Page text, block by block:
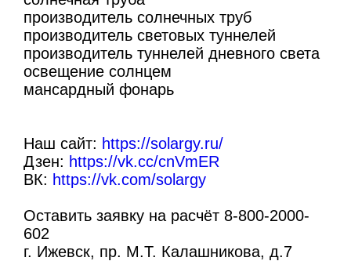
производитель солнечных труб
производитель световых туннелей
производитель туннелей дневного света
освещение солнцем
мансардный фонарь
Наш сайт: https://solargy.ru/
Дзен: https://vk.cc/cnVmER
ВК: https://vk.com/solargy
Оставить заявку на расчёт 8-800-2000-
602
г. Ижевск, пр. М.Т. Калашникова, д.7